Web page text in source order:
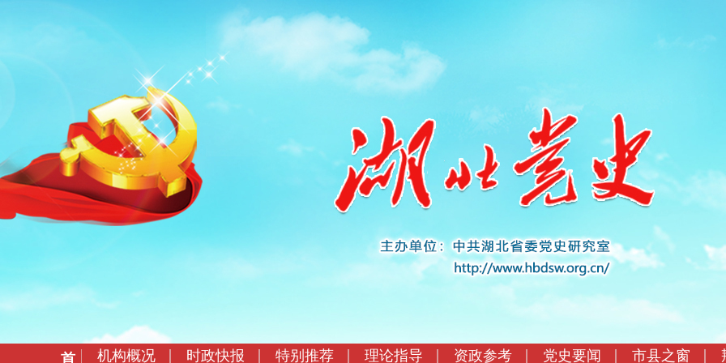
首 机构概况 时政快报 特别推荐 理论指导 资政参考 党史要闻 市县之窗